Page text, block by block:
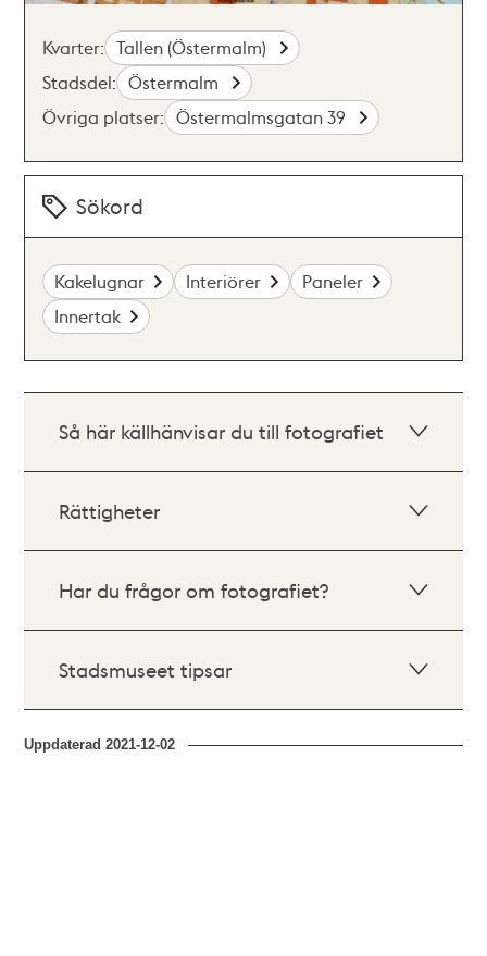
Kvarter: Tallen (Östermalm)
Stadsdel: Östermalm
Övriga platser: Östermalmsgatan 39
Sökord
Kakelugnar Interiörer
Paneler
Innertak
Så här källhänvisar du till fotografiet
Rättigheter
Har du frågor om fotografiet?
Stadsmuseet tipsar
Uppdaterad2021-12-02